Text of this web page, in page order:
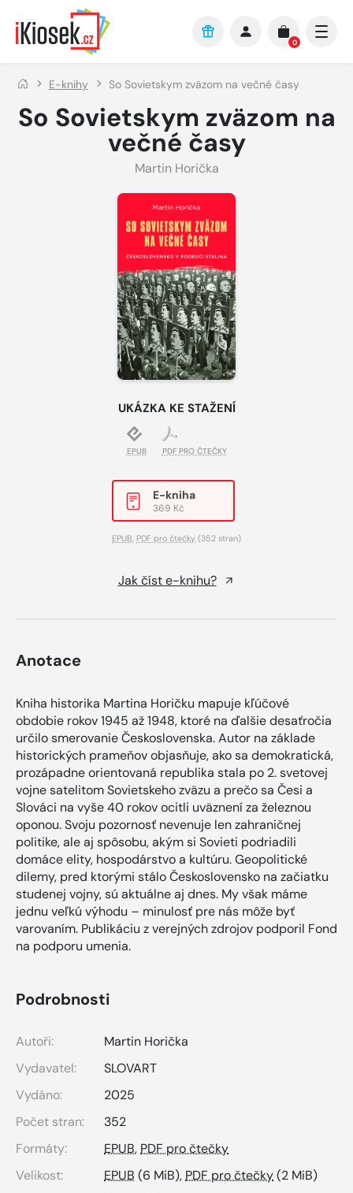
Přejít na hlavní obsah
0
E-knihy So Sovietskym zväzom na večné časy
So Sovietskym zväzom na
večné časy
Martin Horička
UKÁZKA KE STAŽENÍ
EPUB PDF PRO ČTEČKY
E-kniha
369 Kč
EPUB, PDF pro čtečky (352 stran)
Jak číst e-knihu?
Anotace
Kniha historika Martina Horičku mapuje kľúčové
obdobie rokov 1945 až 1948, ktoré na ďalšie desaťročia
určilo smerovanie Československa. Autor na základe
historických prameňov objasňuje, ako sa demokratická,
prozápadne orientovaná republika stala po 2. svetovej
vojne satelitom Sovietskeho zväzu a prečo sa Česi a
Slováci na vyše 40 rokov ocitli uväznení za železnou
oponou. Svoju pozornosť nevenuje len zahraničnej
politike, ale aj spôsobu, akým si Sovieti podriadili
domáce elity, hospodárstvo a kultúru. Geopolitické
dilemy, pred ktorými stálo Československo na začiatku
studenej vojny, sú aktuálne aj dnes. My však máme
jednu veľkú výhodu – minulosť pre nás môže byť
varovaním. Publikáciu z verejných zdrojov podporil Fond
na podporu umenia.
Podrobnosti
Autoři:
Martin Horička
Vydavatel:
SLOVART
Vydáno:
2025
Počet stran:
352
Formáty:
EPUB, PDF pro čtečky
Velikost:
EPUB (6 MiB), PDF pro čtečky(2 MiB)